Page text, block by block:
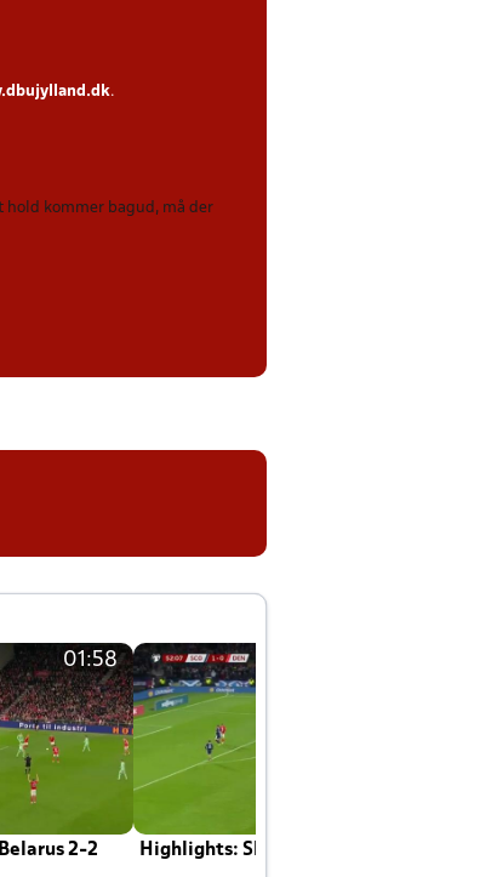
.
hold kommer bagud, må der
01:58
2-2 Highlights: Skotland - Danmark 4-2